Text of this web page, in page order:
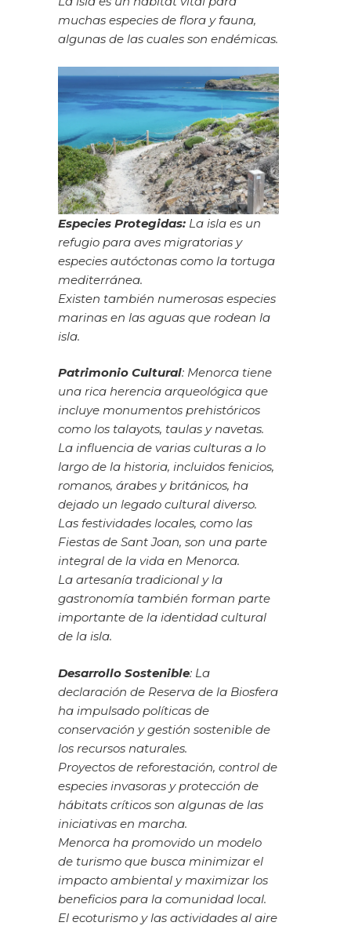
muchas especies de flora y fauna,
algunas de las cuales son endémicas.
Especies Protegidas: La isla es un
refugio para aves migratorias y
especies autóctonas como la tortuga
mediterránea.
Existen también numerosas especies
marinas en las aguas que rodean la
isla.
Patrimonio Cultural: Menorca tiene
una rica herencia arqueológica que
incluye monumentos prehistóricos
como los talayots, taulas y navetas.
La influencia de varias culturas a lo
largo de la historia, incluidos fenicios,
romanos, árabes y británicos, ha
dejado un legado cultural diverso.
Las festividades locales, como las
Fiestas de Sant Joan, son una parte
integral de la vida en Menorca.
La artesanía tradicional y la
gastronomía también forman parte
importante de la identidad cultural
de la isla.
Desarrollo Sostenible: La
declaración de Reserva de la Biosfera
ha impulsado políticas de
conservación y gestión sostenible de
los recursos naturales.
Proyectos de reforestación, control de
especies invasoras y protección de
hábitats críticos son algunas de las
iniciativas en marcha.
Menorca ha promovido un modelo
de turismo que busca minimizar el
impacto ambiental y maximizar los
beneficios para la comunidad local.
El ecoturismo y las actividades al aire